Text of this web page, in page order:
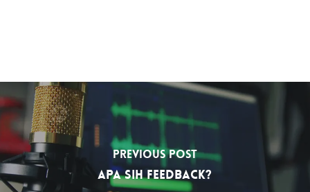
Previous Post
Apa sih feedback?